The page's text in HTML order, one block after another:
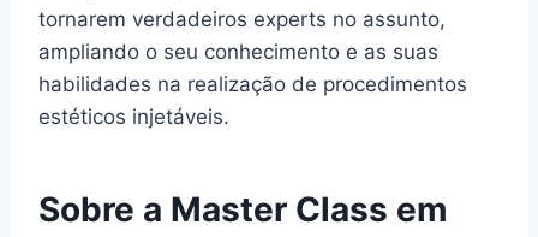
tornarem verdadeiros experts no assunto,
ampliando o seu conhecimento e as suas
habilidades na realização de procedimentos
estéticos injetáveis.
Sobre a Master Class em